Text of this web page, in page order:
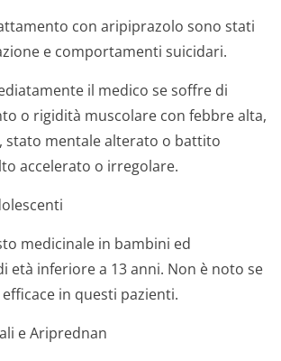
con aripiprazolo sono stati
e comportamenti suicidari.
il medico se soffre di
o rigidità muscolare con febbre alta,
stato mentale alterato o battito
accelerato o irregolare.
medicinale in bambini ed
età inferiore a 13 anni. Non è noto se
in questi pazienti.
e Ariprednan